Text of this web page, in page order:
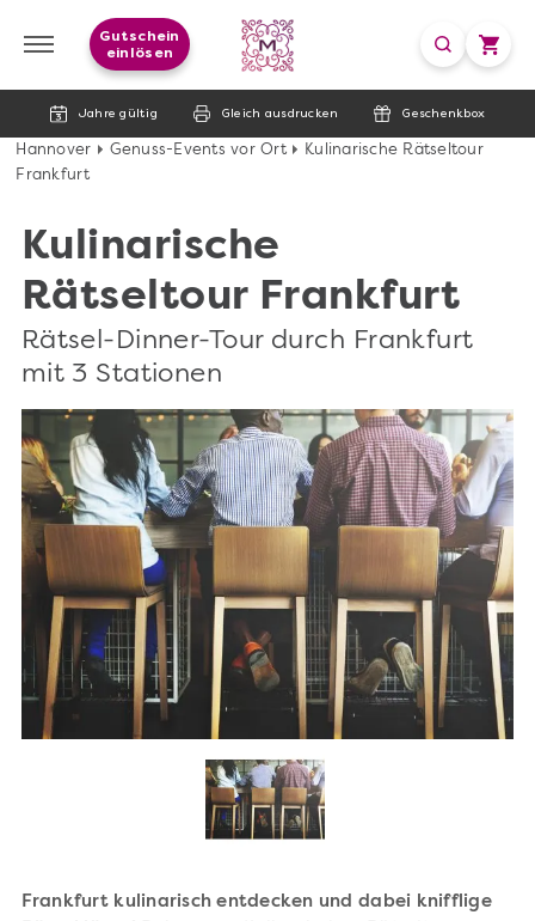
Jahre gültig Gleich ausdrucken Geschenkbox
Gutschein
einlösen
Hannover Genuss-Events vor Ort
Kulinarische Rätseltour
Frankfurt
Kulinarische
Rätseltour Frankfurt
Rätsel-Dinner-Tour durch Frankfurt
mit 3 Stationen
Frankfurt kulinarisch entdecken und dabei knifflige